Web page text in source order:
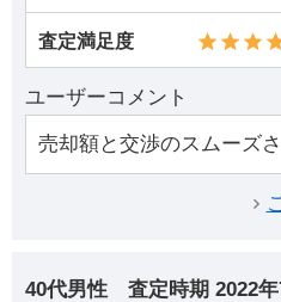
査定満足度
ユーザーコメント
売却額と交渉のスムーズさ
40代男性 査定時期 2022年